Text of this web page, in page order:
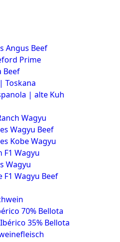
Angus Beef
Prime
Beef
Toskana
| alte Kuh
Wagyu
Wagyu Beef
Kobe Wagyu
F1 Wagyu
Wagyu
F1 Wagyu Beef
70% Bellota
35% Bellota